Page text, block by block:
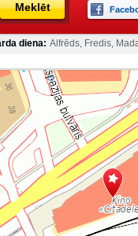
Meklēt
diena: Alfrēds, Fredis,